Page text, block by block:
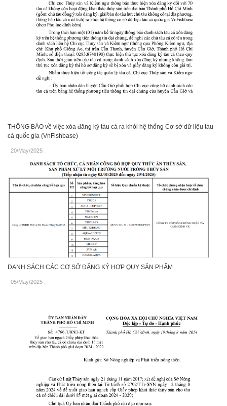
THÔNG BÁO về việc xóa đăng ký tàu cá ra khỏi hệ thống Cơ sở dữ liệu tàu
cá quốc gia (VnFishbase)
20/May/2025
DANH SÁCH CÁC CƠ SỞ ĐĂNG KÝ HỢP QUY SẢN PHẨM
05/May/2025